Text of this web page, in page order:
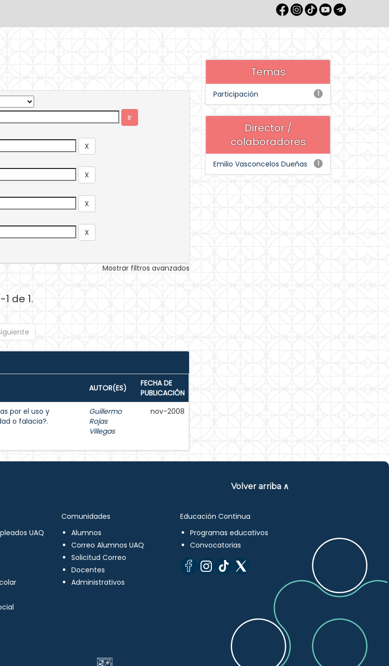
Mostrar filtros avanzados
de 1.
AUTOR(ES)
FECHA DE
PUBLICACIÓN
por el uso y
o falacia?.
Guillermo
Rojas
Villegas
nov-2008
Temas
1
Participación
Director /
colaboradores
1
Emilio Vasconcelos Dueñas
Volver arriba ∧
UAQ
Comunidades
Alumnos
Correo Alumnos UAQ
Solicitud Correo
Docentes
Administrativos
Educación Continua
Programas educativos
Convocatorias